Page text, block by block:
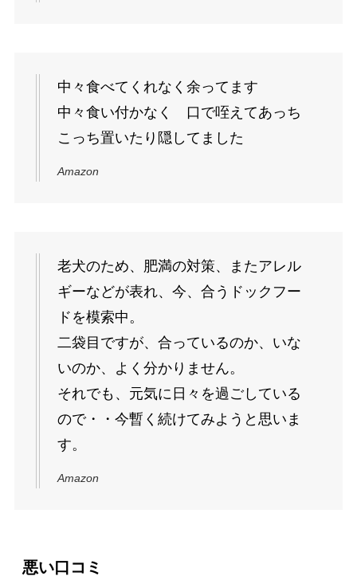
中々食べてくれなく余ってます
中々食い付かなく 口で咥えてあっち
こっち置いたり隠してました
Amazon
老犬のため、肥満の対策、またアレル
ギーなどが表れ、今、合うドックフー
ドを模索中。
二袋目ですが、合っているのか、いな
いのか、よく分かりません。
それでも、元気に日々を過ごしている
ので・・今暫く続けてみようと思いま
す。
Amazon
悪い口コミ